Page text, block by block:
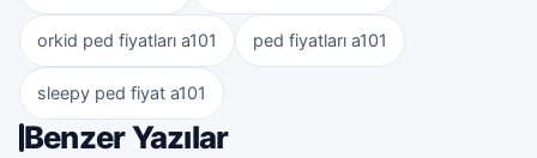
orkid ped fiyatları a101 ped fiyatları a101
sleepy ped fiyat a101
Benzer Yazılar